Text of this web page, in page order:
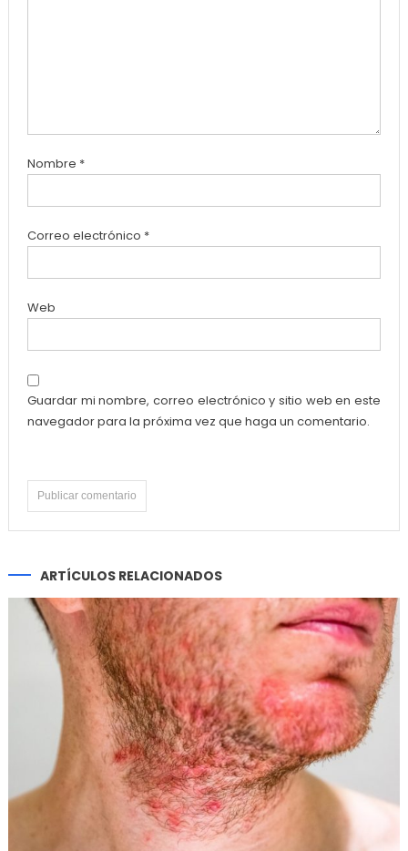
Nombre *
Correo electrónico *
Web
Guardar mi nombre, correo electrónico y sitio web en este
navegador para la próxima vez que haga un comentario.
ARTÍCULOS RELACIONADOS